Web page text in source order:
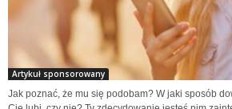
Artykuł sponsorowany
Jak poznać, że mu się podobam? W jaki sposób